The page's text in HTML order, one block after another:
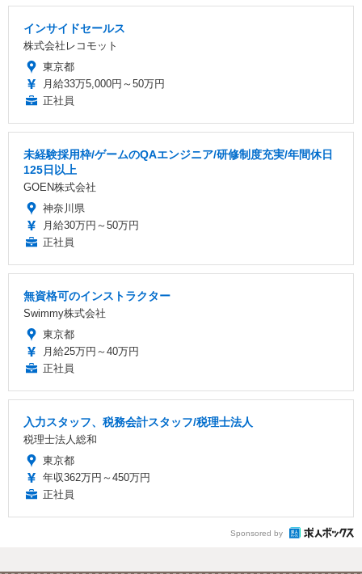
インサイドセールス
株式会社レコモット
東京都
月給33万5,000円～50万円
正社員
未経験採用枠/ゲームのQAエンジニア/研修制度充実/年間休日
125日以上
GOEN株式会社
神奈川県
月給30万円～50万円
正社員
無資格可のインストラクター
Swimmy株式会社
東京都
月給25万円～40万円
正社員
入力スタッフ、税務会計スタッフ/税理士法人
税理士法人総和
東京都
年収362万円～450万円
正社員
Sponsored by